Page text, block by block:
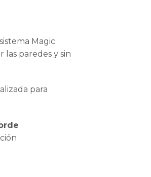
Magic
las paredes y sin
para